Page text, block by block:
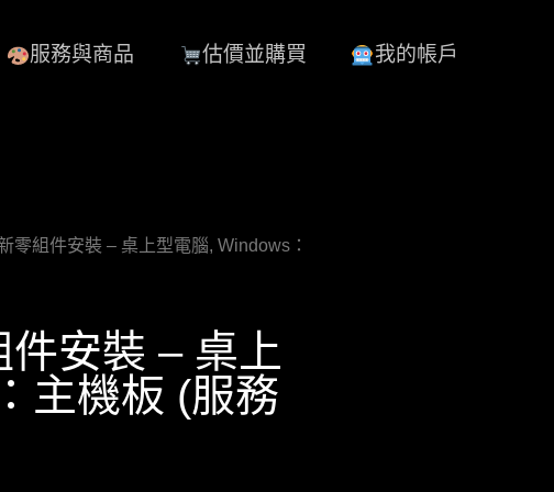
服務與商品 估價並購買 我的帳戶
零組件安裝 – 桌上型電腦, Windows：
安裝 – 桌上
主機板 (服務